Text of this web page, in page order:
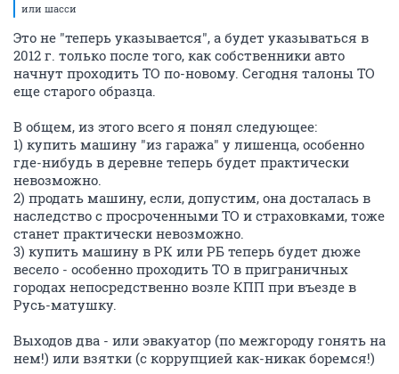
или шасси
Это не "теперь указывается", а будет указываться в
2012 г. только после того, как собственники авто
начнут проходить ТО по-новому. Сегодня талоны ТО
еще старого образца.
В общем, из этого всего я понял следующее:
1) купить машину "из гаража" у лишенца, особенно
где-нибудь в деревне теперь будет практически
невозможно.
2) продать машину, если, допустим, она досталась в
наследство с просроченными ТО и страховками, тоже
станет практически невозможно.
3) купить машину в РК или РБ теперь будет дюже
весело - особенно проходить ТО в приграничных
городах непосредственно возле КПП при въезде в
Русь-матушку.
Выходов два - или эвакуатор (по межгороду гонять на
нем!) или взятки (с коррупцией как-никак боремся!)